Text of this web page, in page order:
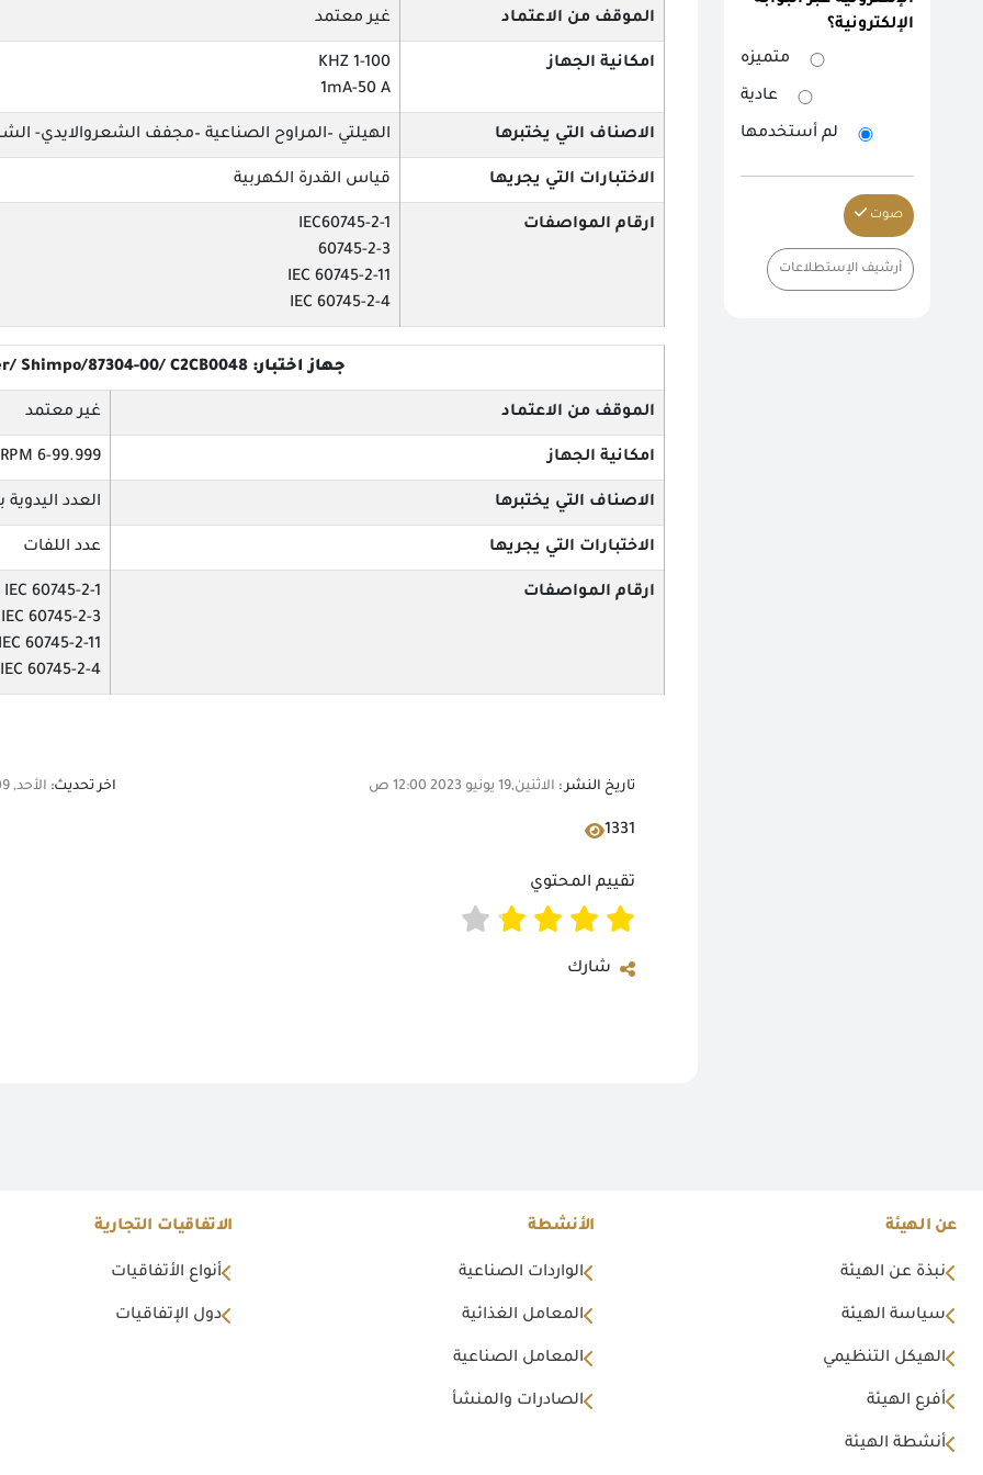
الإلكترونية؟
متميزه
عادية
لم أستخدمها
صوت
أرشيف الإستطلاعات
الموقف من الاعتماد غير معتمد
امكانية الجهاز
1-100 KHZ
1mA-50 A
الاصناف التي يختبرها الهيلتي –المراوح الصناعية –مجفف الشعروالايدي-
الاختبارات التي يجريها قياس القدرة الكهربية
ارقام المواصفات
IEC60745-2-1
60745-2-3
60745-2-11 IEC
60745-2-4 IEC
جهاز اختبار: Tachometer/ Shimpo/87304-00/ C2CB0048
الموقف من الاعتماد غير معتمد
امكانية الجهاز 6-99.999 RPM
الاصناف التي يختبرها العدد اليدوية
الاختبارات التي يجريها عدد اللفات
ارقام المواصفات
IEC 60745-2-1
IEC 60745-2-3
60745-2-11 IEC
60745-2-4 IEC
تاريخ النشر : الاثنين,19 يونيو 2023 12:00 ص اخر تحديث: الأحد, 09 مارس 2025 11:05 ص
1331
تقييم المحتوي
شارك
عن الهيئة
نبذة عن الهيئة
سياسة الهيئة
الهيكل التنظيمي
أفرع الهيئة
أنشطة الهيئة
الأنشطة
الواردات الصناعية
المعامل الغذائية
المعامل الصناعية
الصادرات والمنشأ
الاتفاقيات التجارية
أنواع الأتفاقيات
دول الإتفاقيات